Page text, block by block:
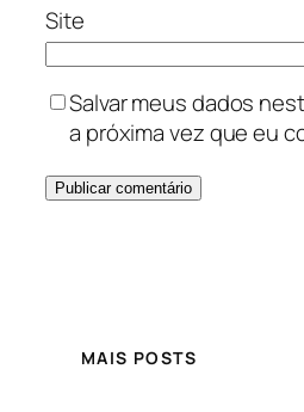
Site
Salvar meus dados
a próxima vez que eu
MAIS POSTS